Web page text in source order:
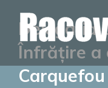
content
Delegația
Înfrățire a